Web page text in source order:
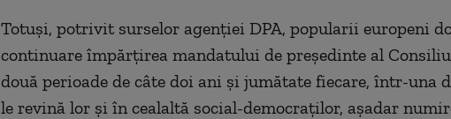
Totuşi, potrivit surselor agenţiei DPA, popularii europeni
continuare împărţirea mandatului de preşedinte al
două perioade de câte doi ani şi jumătate fiecare, într-una
le revină lor şi în cealaltă social-democraţilor, aşadar